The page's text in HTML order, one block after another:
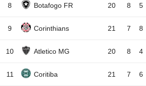
8 Botafogo FR 20 8 5
9 Corinthians 21 7 8
10 Atletico MG 20 8 4
11 Coritiba 21 7 6